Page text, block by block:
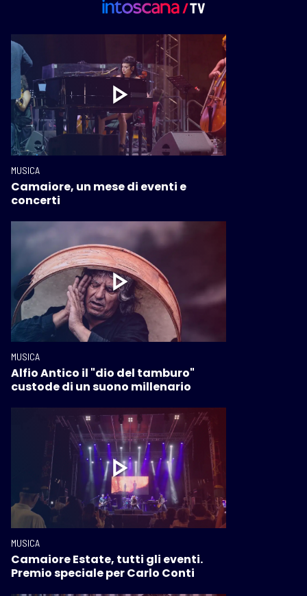
MUSICA
Camaiore, un mese di eventi e
concerti
MUSICA
Alfio Antico il "dio del tamburo"
custode di un suono millenario
MUSICA
Camaiore Estate, tutti gli eventi.
Premio speciale per Carlo Conti